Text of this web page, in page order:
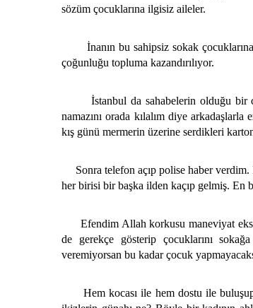
sözüm çocuklarına ilgisiz aileler.
İnanın bu sahipsiz sokak çocuklarına
çoğunluğu topluma kazandırılıyor.
İstanbul da sahabelerin olduğu bir
namazını orada kılalım diye
kış günü mermerin üzerine serdikleri
Sonra telefon açıp polise haber verdim.
her birisi bir başka ilden kaçıp gelmiş. En
Efendim Allah korkusu maneviyat
de gerekçe gösterip çocuklarını
veremiyorsan bu kadar çocuk
Hem kocası ile hem dostu ile